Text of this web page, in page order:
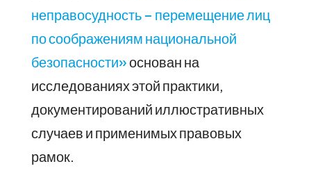
неправосудность – перемещение лиц
по соображениям национальной
безопасности»основан на
исследованиях этой практики,
документирований иллюстративных
случаев и применимых правовых
рамок.